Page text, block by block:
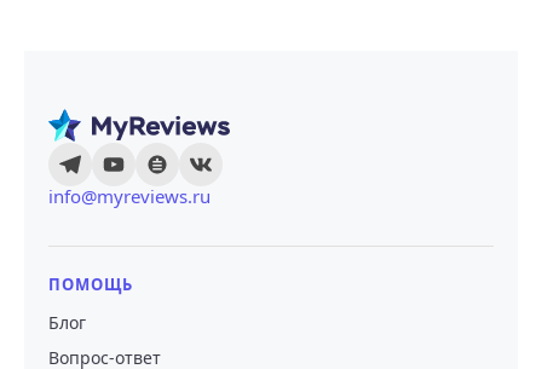
info@myreviews.ru
ПОМОЩЬ
Блог
Вопрос-ответ